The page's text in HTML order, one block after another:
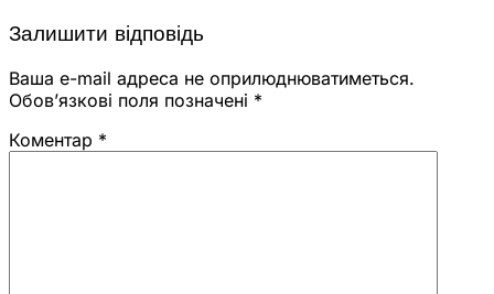
Залишити відповідь
Ваша e-mail адреса не оприлюднюватиметься.
Обов’язкові поля позначені *
Коментар *